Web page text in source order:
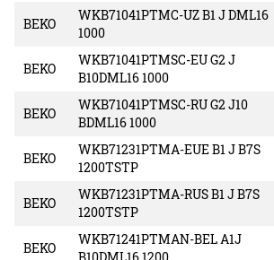
BEKO
WKB71041PTMC-UZ B1 J DML16
1000
BEKO
WKB71041PTMSC-EU G2 J
B10DML16 1000
BEKO
WKB71041PTMSC-RU G2 J10
BDML16 1000
BEKO
WKB71231PTMA-EUE B1 J B7S
1200TSTP
BEKO
WKB71231PTMA-RUS B1 J B7S
1200TSTP
BEKO
WKB71241PTMAN-BEL A1J
B10DML16 1200